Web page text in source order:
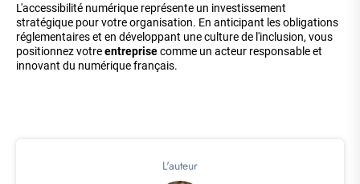
L'auteur
L'accessibilité numérique représente un investissement
stratégique pour votre organisation. En anticipant les obligations
réglementaires et en développant une culture de l'inclusion, vous
positionnez votreentreprisecomme un acteur responsable et
innovant du numérique français.